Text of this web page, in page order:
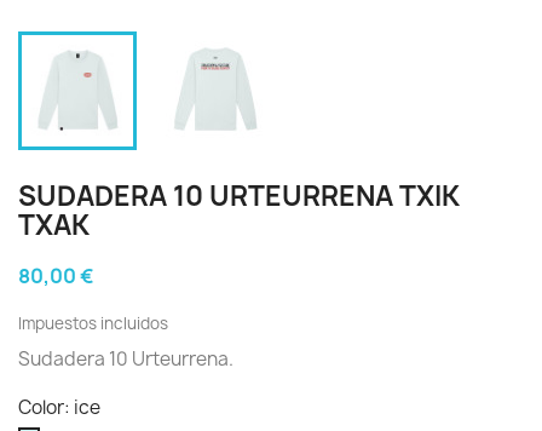
SUDADERA 10 URTEURRENA TXIK
TXAK
80,00 €
Impuestos incluidos
Sudadera 10 Urteurrena.
Color: ice